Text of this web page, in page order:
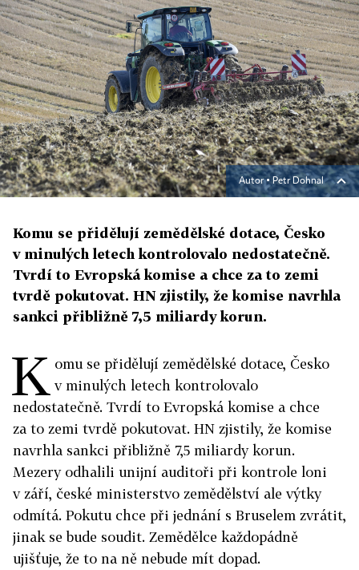
Autor ▪ Petr Dohnal
Komu se přidělují zemědělské dotace, Česko
v minulých letech kontrolovalo nedostatečně.
Tvrdí to Evropská komise a chce za to zemi
tvrdě pokutovat. HN zjistily, že komise navrhla
sankci přibližně 7,5 miliardy korun.
K omu se přidělují zemědělské dotace, Česko
v minulých letech kontrolovalo
nedostatečně. Tvrdí to Evropská komise a chce
za to zemi tvrdě pokutovat. HN zjistily, že komise
navrhla sankci přibližně 7,5 miliardy korun.
Mezery odhalili unijní auditoři při kontrole loni
v září, české ministerstvo zemědělství ale výtky
odmítá. Pokutu chce při jednání s Bruselem zvrátit,
jinak se bude soudit. Zemědělce kaž­dopádně
ujišťuje, že to na ně nebude mít dopad.